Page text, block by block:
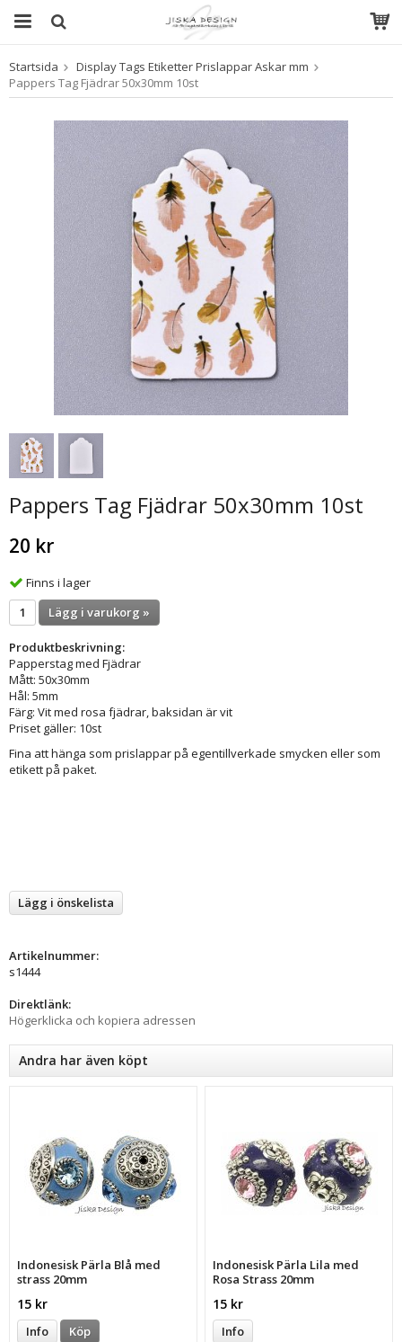
Produkten har blivit tillagd i varukorgen
Startsida
Display Tags Etiketter Prislappar Askar mm
Pappers Tag Fjädrar 50x30mm 10st
Pappers Tag Fjädrar 50x30mm 10st
20 kr
Finns i lager
Lägg i varukorg »
Produktbeskrivning:
Papperstag med Fjädrar
Mått: 50x30mm
Hål: 5mm
Färg: Vit med rosa fjädrar, baksidan är vit
Priset gäller: 10st
Fina att hänga som prislappar på egentillverkade smycken eller som
etikett på paket.
Lägg i önskelista
Artikelnummer:
s1444
Direktlänk:
Högerklicka och kopiera adressen
Andra har även köpt
Indonesisk Pärla Blå med
strass 20mm
15 kr
Info Köp
Indonesisk Pärla Lila med
Rosa Strass 20mm
15 kr
Info